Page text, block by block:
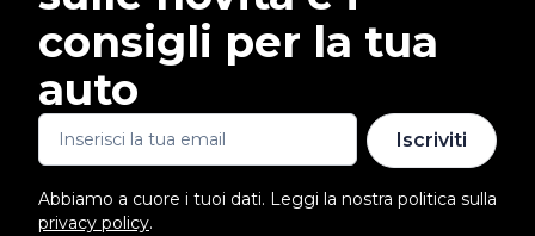
consigli per la tua
auto
Iscriviti
Abbiamo a cuore i tuoi dati. Leggi la nostra politica sulla
privacy policy.